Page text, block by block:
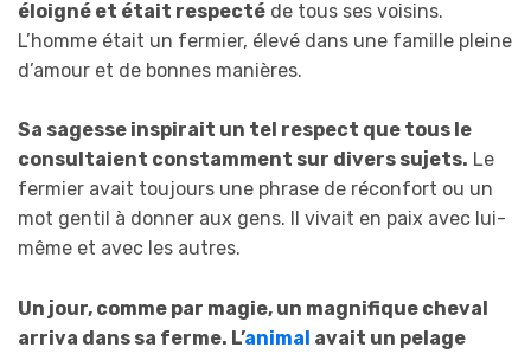
éloigné et était respecté de tous ses voisins.
L’homme était un fermier, élevé dans une famille pleine
d’amour et de bonnes manières.
Sa sagesse inspirait un tel respect que tous le
consultaient constamment sur divers sujets. Le
fermier avait toujours une phrase de réconfort ou un
mot gentil à donner aux gens. Il vivait en paix avec lui-
même et avec les autres.
Un jour, comme par magie, un magnifique cheval
arriva dans sa ferme. L’animal avait un pelage